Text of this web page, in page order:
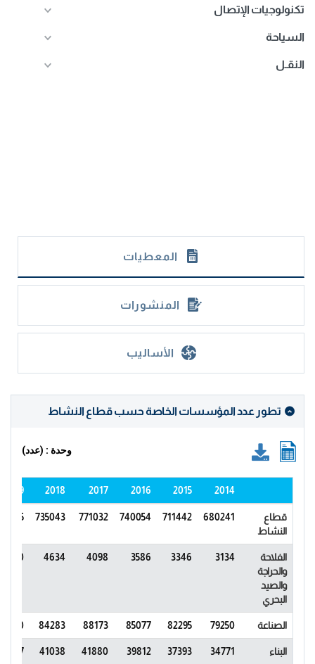
تكنولوجيات الإتصال
السياحة
النقـل
المعطيات
المنشورات
الأساليب
تطور عدد المؤسسات الخاصة حسب قطاع النشاط
وحدة : (عدد)
2014
2015
2016
2017
2018
2019
قطاع
النشاط
680241
711442
740054
771032
735043
الفلاحة
والحراجة
والصيد
البحري
3134
3346
3586
4098
4634
5310
الصناعة 79250
82295
85077
88173
84283
البناء 34771
37393
39812
41880
41038